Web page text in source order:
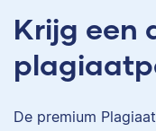
Krijg een
De premium